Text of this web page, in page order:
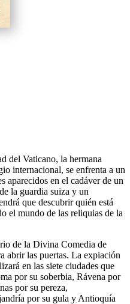
del Vaticano, la hermana
internacional, se enfrenta a un
aparecidos en el cadáver de un
la guardia suiza y un
que descubrir quién está
el mundo de las reliquias de la
de la Divina Comedia de
abrir las puertas. La expiación
en las siete ciudades que
por su soberbia, Rávena por
por su pereza,
por su gula y Antioquía